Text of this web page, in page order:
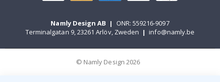
Namly Design AB |
ONR: 559216-9097
Terminalgatan 9, 23261 Arlöv, Zweden | info@namly.be
© Namly Design 2026